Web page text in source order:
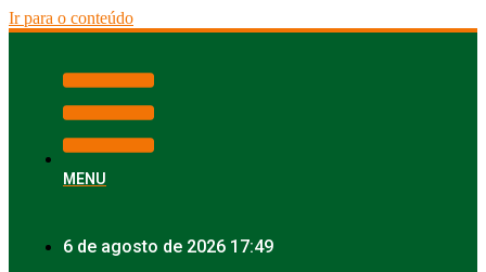
Ir para o conteúdo
MENU
6 de agosto de 2026 17:49